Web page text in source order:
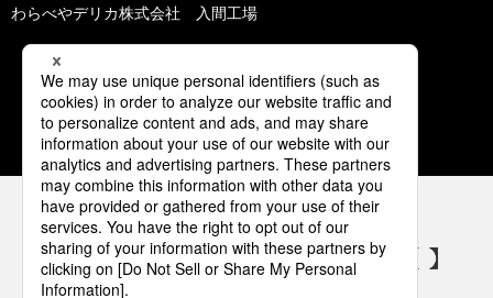
わらべやデリカ株式会社 入間工場
1 2 3 4 5
パナソニックの電気設備 SNSアカウント